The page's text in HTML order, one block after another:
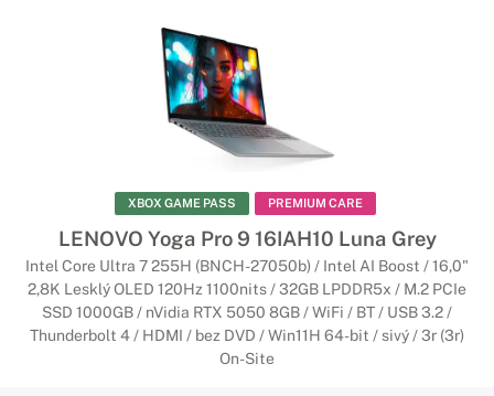
XBOX GAME PASS PREMIUM CARE
LENOVO Yoga Pro 9 16IAH10 Luna Grey
Intel Core Ultra 7 255H (BNCH-27050b) / Intel AI Boost / 16,0"
2,8K Lesklý OLED 120Hz 1100nits / 32GB LPDDR5x / M.2 PCIe
SSD 1000GB / nVidia RTX 5050 8GB / WiFi / BT / USB 3.2 /
Thunderbolt 4 / HDMI / bez DVD / Win11H 64-bit / sivý / 3r (3r)
On-Site